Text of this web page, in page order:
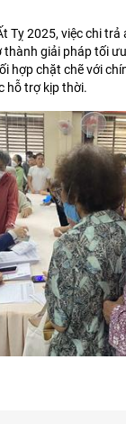
Tỵ 2025, việc chi
thành giải pháp tối
hợp chặt chẽ với
hỗ trợ kịp thời.